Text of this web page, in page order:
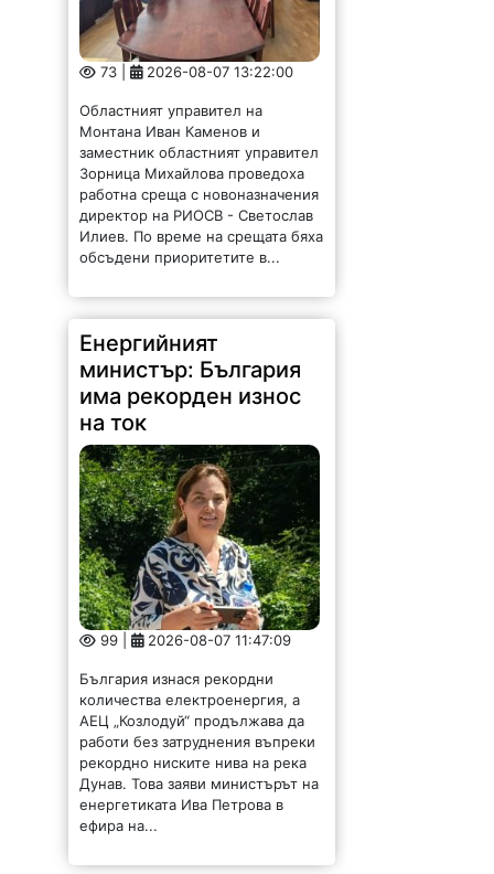
73 | 2026-08-07 13:22:00
Областният управител на
Монтана Иван Каменов и
заместник областният управител
Зорница Михайлова проведоха
работна среща с новоназначения
директор на РИОСВ - Светослав
Илиев. По време на срещата бяха
обсъдени приоритетите в...
Енергийният
министър: България
има рекорден износ
на ток
99 | 2026-08-07 11:47:09
България изнася рекордни
количества електроенергия, а
АЕЦ „Козлодуй“ продължава да
работи без затруднения въпреки
рекордно ниските нива на река
Дунав. Това заяви министърът на
енергетиката Ива Петрова в
ефира на...